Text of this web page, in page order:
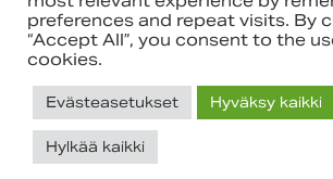
Toteutus:
preferences and repeat visits. By
“Accept All”, you consent to the
cookies.
Evästeasetukset Hyväksy kaikki
Hylkää kaikki